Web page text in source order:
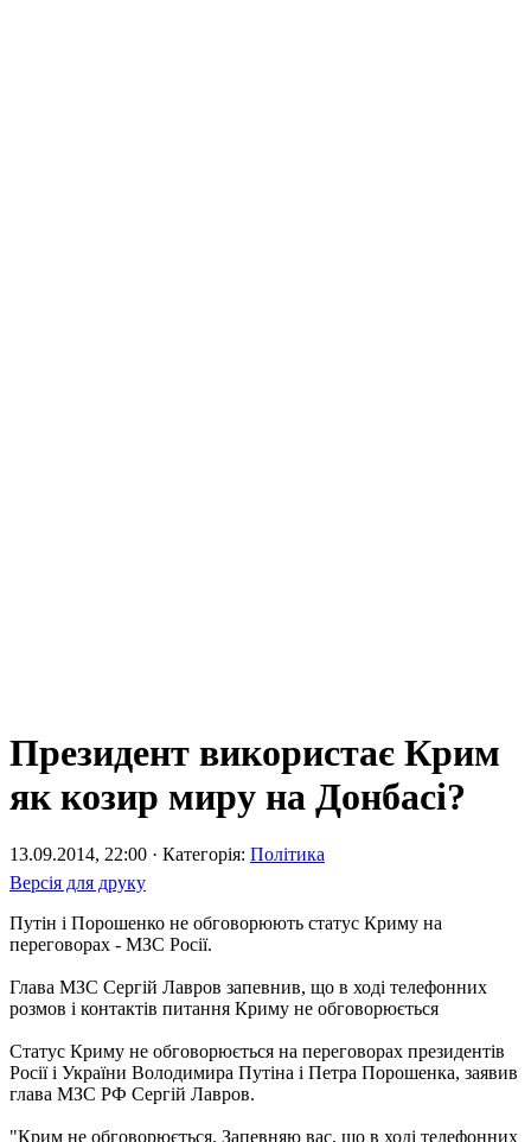
Президент використає Крим
як козир миру на Донбасі?
13.09.2014, 22:00 · Категорія: Політика
Версія для друку
Путін і Порошенко не обговорюють статус Криму на
переговорах - МЗС Росії.
Глава МЗС Сергій Лавров запевнив, що в ході телефонних
розмов і контактів питання Криму не обговорюється
Статус Криму не обговорюється на переговорах президентів
Росії і України Володимира Путіна і Петра Порошенка, заявив
глава МЗС РФ Сергій Лавров.
"Крим не обговорюється. Запевняю вас, що в ході телефонних